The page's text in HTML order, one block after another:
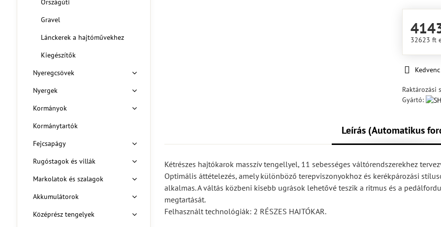
32623 ft
Kedvenc
Raktározási
Gyártó:
Leírás (Automatikus
Kétrészes hajtókarok masszív tengellyel, 11 sebességes váltórendszerekhez
Optimális áttételezés, amely különböző terepviszonyokhoz és kerékpározási
alkalmas. A váltás közbeni kisebb ugrások lehetővé teszik a ritmus és a
megtartását.
Felhasznált technológiák: 2 RÉSZES HAJTÓKAR.
Országúti
Gravel
Lánckerek a hajtóművekhez
Kiegészítők
Nyeregcsövek
Nyergek
Kormányok
Kormánytartók
Fejcsapágy
Rugóstagok és villák
Markolatok és szalagok
Akkumulátorok
Középrész tengelyek